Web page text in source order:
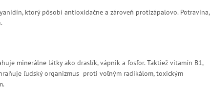
ktorý pôsobí antioxidačne a zároveň protizápalovo. Potravina,
minerálne látky ako draslík, vápnik a fosfor. Taktiež vitamín B1,
ľudský organizmus proti voľným radikálom, toxickým